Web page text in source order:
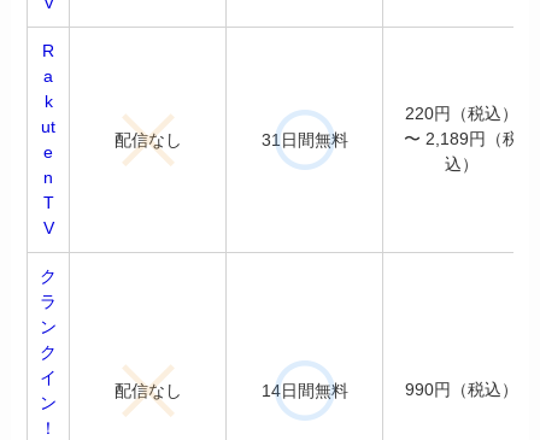
R
a
k
ut
e
n
T
V
配信なし 31日間無料
220円（税込）
〜 2,189円（税
込）
ク
ラ
ン
ク
イ
ン
！
配信なし 14日間無料 990円（税込）